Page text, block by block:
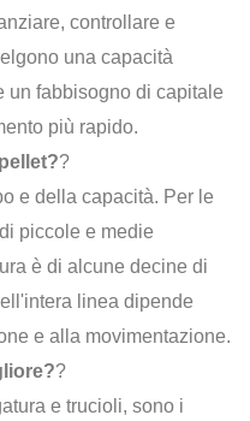
controllare e
una capacità
un fabbisogno di capitale
più rapido.
?
e della capacità. Per le
piccole e medie
è di alcune decine di
linea dipende
e alla movimentazione.
?
e trucioli, sono i